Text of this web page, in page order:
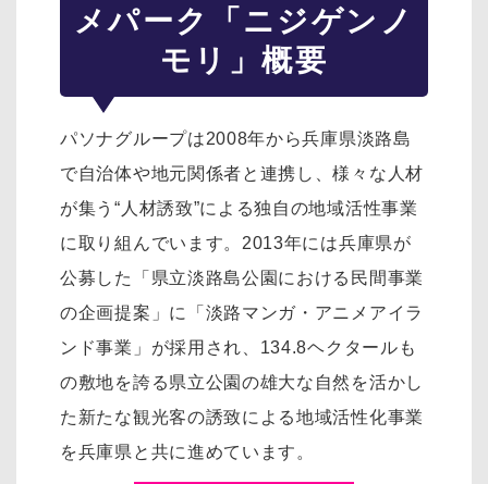
メパーク「ニジゲンノ
モリ」概要
パソナグループは2008年から兵庫県淡路島
で自治体や地元関係者と連携し、様々な人材
が集う“人材誘致”による独自の地域活性事業
に取り組んでいます。2013年には兵庫県が
公募した「県立淡路島公園における民間事業
の企画提案」に「淡路マンガ・アニメアイラ
ンド事業」が採用され、134.8ヘクタールも
の敷地を誇る県立公園の雄大な自然を活かし
た新たな観光客の誘致による地域活性化事業
を兵庫県と共に進めています。